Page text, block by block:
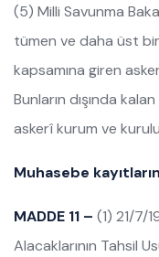
(5) Milli Savunma
tümen ve daha üst
kapsamına giren
Bunların dışında
askerî kurum ve
Muhasebe
MADDE 11 – (1) 21/7/
Alacaklarının Tahsil